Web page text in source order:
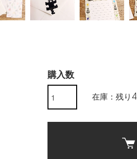
購入数
在庫：残り4